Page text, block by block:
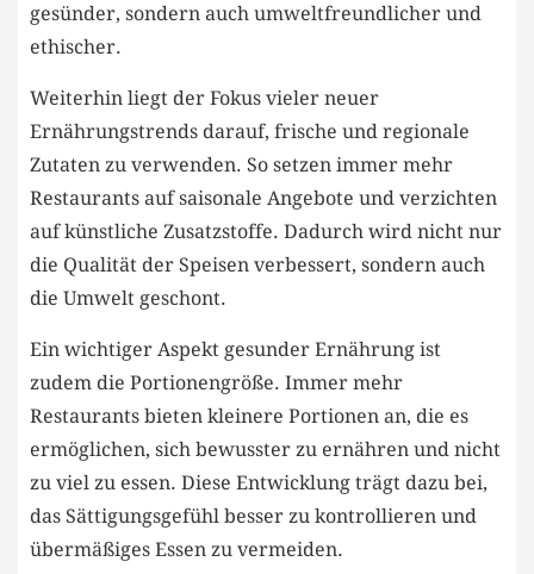
gesünder, sondern auch umweltfreundlicher und
‌ethischer.
Weiterhin liegt der Fokus vieler neuer
⁣Ernährungstrends darauf, ⁢frische und regionale
Zutaten zu verwenden. So⁢ setzen immer mehr
⁤Restaurants auf‌ saisonale Angebote ⁣und verzichten
auf künstliche Zusatzstoffe. Dadurch‌ wird nicht ​nur
die Qualität⁣ der Speisen verbessert, sondern auch
‍die Umwelt geschont.
Ein wichtiger Aspekt‍ gesunder⁢ Ernährung ist⁣
zudem​ die Portionengröße. Immer mehr​
Restaurants​ bieten kleinere Portionen an, die es
ermöglichen, sich bewusster zu‌ ernähren ​und nicht
zu viel zu essen. Diese Entwicklung trägt dazu bei,
das Sättigungsgefühl besser zu kontrollieren ⁣und
‍übermäßiges Essen zu vermeiden.